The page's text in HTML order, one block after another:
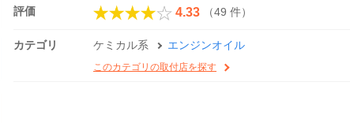
評価 4.33 （49 件）
カテゴリ ケミカル系 エンジンオイル
このカテゴリの取付店を探す